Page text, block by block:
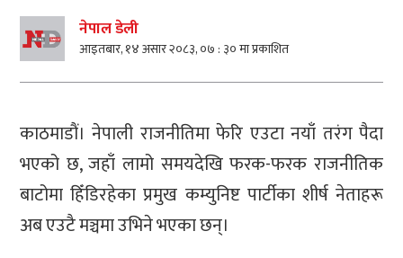
नेपाल डेली
आइतबार, १४ असार २०८३, ०७ : ३० मा प्रकाशित
काठमाडाैं। नेपाली राजनीतिमा फेरि एउटा नयाँ तरंग पैदा
भएको छ, जहाँ लामो समयदेखि फरक-फरक राजनीतिक
बाटोमा हिँडिरहेका प्रमुख कम्युनिष्ट पार्टीका शीर्ष नेताहरू
अब एउटै मञ्चमा उभिने भएका छन्।